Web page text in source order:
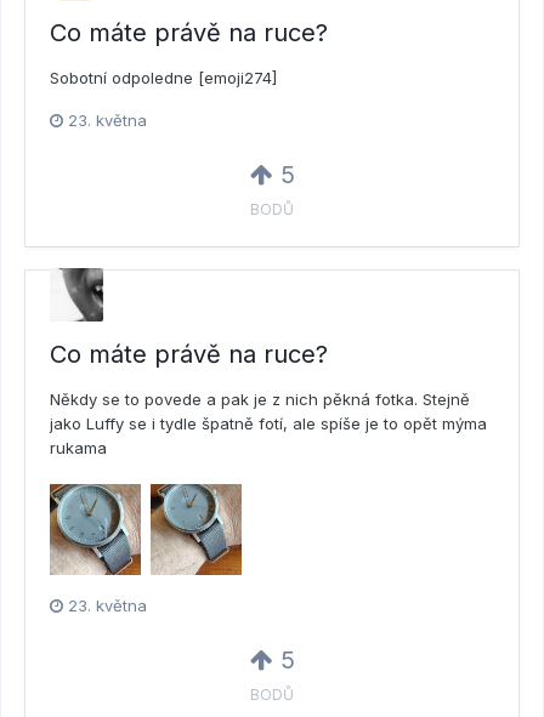
Co máte právě na ruce?
Sobotní odpoledne [emoji274]
23. května
5
BODŮ
Co máte právě na ruce?
Někdy se to povede a pak je z nich pěkná fotka. Stejně
jako Luffy se i tydle špatně fotí, ale spíše je to opět mýma
rukama
23. května
5
BODŮ